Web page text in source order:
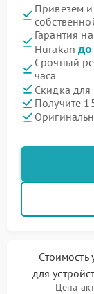
Привезем
Гарантия
Hurakan
Срочный
часа
Скидка для
Получите
Стоимость
для
Цена